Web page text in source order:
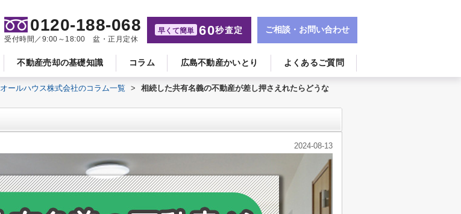
不動産売却の基礎知識 コラム 広島不動産かいとり よくあるご質問
0120-188-068
受付時間／9:00～18:00 盆・正月定休
早くて簡単 60秒査定 ご相談・お問い合わせ
オールハウス株式会社のコラム一覧 >
相続した共有名義の不動産が差し押さえれたらどうな
2024-08-13